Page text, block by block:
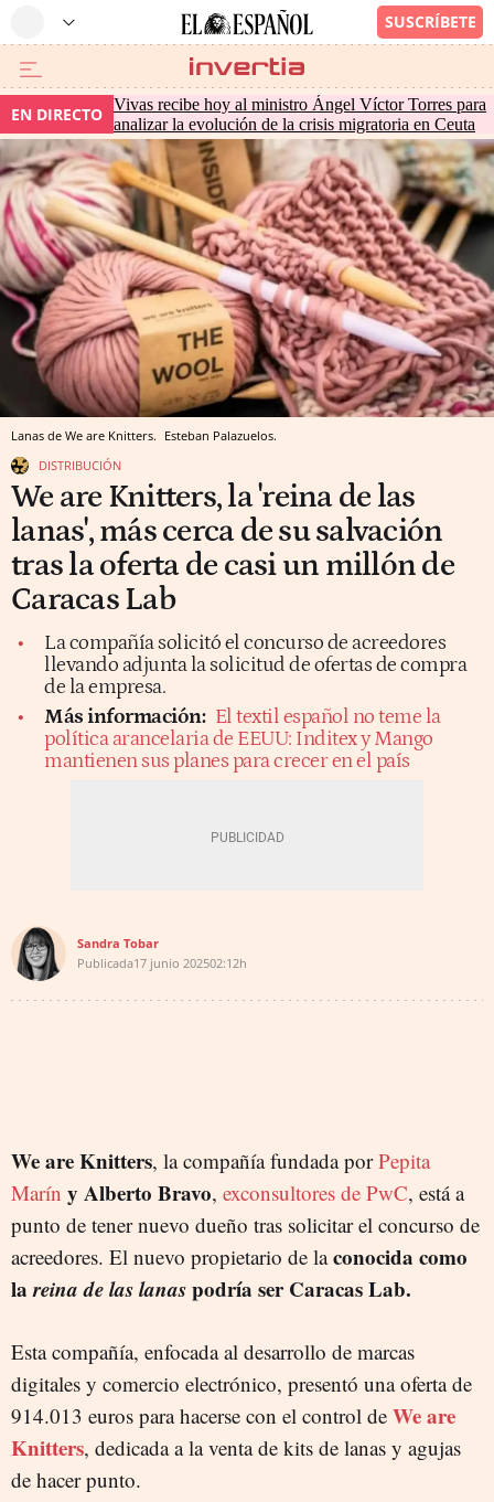
EN DIRECTO Vivas recibe hoy al ministro Ángel Víctor Torres para
analizar la evolución de la crisis migratoria en Ceuta
Lanas de We are Knitters. Esteban Palazuelos.
DISTRIBUCIÓN
We are Knitters, la 'reina de las
lanas', más cerca de su salvación
tras la oferta de casi un millón de
Caracas Lab
La compañía solicitó el concurso de acreedores
llevando adjunta la solicitud de ofertas de compra
de la empresa.
Más información: El textil español no teme la
política arancelaria de EEUU: Inditex y Mango
mantienen sus planes para crecer en el país
Sandra Tobar
Publicada17 junio 202502:12h
We are Knitters, la compañía fundada porPepita
Marín y Alberto Bravo, exconsultores de PwC, está a
punto de tener nuevo dueño tras solicitar el concurso de
acreedores. El nuevo propietario de laconocida como
lareina de las lanaspodría ser Caracas Lab.
Esta compañía, enfocada al desarrollo de marcas
digitales y comercio electrónico, presentó una oferta de
914.013 euros para hacerse con el control de We are
Knitters, dedicada a la venta de kits de lanas y agujas
de hacer punto.